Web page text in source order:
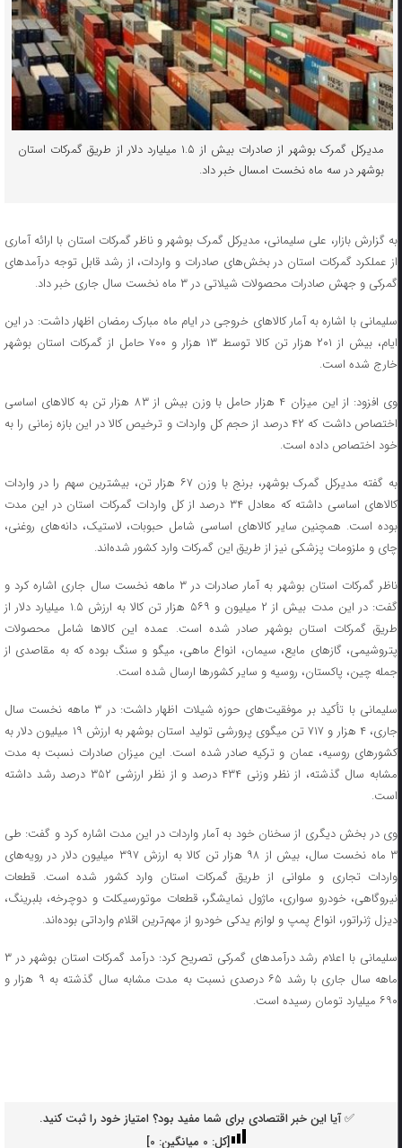
مدیرکل گمرک بوشهر از صادرات بیش از ۱.۵ میلیارد دلار از طریق گمرکات استان
بوشهر در سه ماه نخست امسال خبر داد.
به گزارش بازار، علی سلیمانی، مدیرکل گمرک بوشهر و ناظر گمرکات استان با ارائه آماری
از عملکرد گمرکات استان در بخش‌های صادرات و واردات، از رشد قابل توجه درآمدهای
گمرکی و جهش صادرات محصولات شیلاتی در ۳ ماه نخست سال جاری خبر داد.
سلیمانی با اشاره به آمار کالاهای خروجی در ایام ماه مبارک رمضان اظهار داشت: در این
ایام، بیش از ۲۰۱ هزار تن کالا توسط ۱۳ هزار و ۷۰۰ حامل از گمرکات استان بوشهر
خارج شده است.
وی افزود: از این میزان ۴ هزار حامل با وزن بیش از ۸۳ هزار تن به کالاهای اساسی
اختصاص داشت که ۴۲ درصد از حجم کل واردات و ترخیص کالا در این بازه زمانی را به
خود اختصاص داده است.
به گفته مدیرکل گمرک بوشهر، برنج با وزن ۶۷ هزار تن، بیشترین سهم را در واردات
کالاهای اساسی داشته که معادل ۳۴ درصد از کل واردات گمرکات استان در این مدت
بوده است. همچنین سایر کالاهای اساسی شامل حبوبات، لاستیک، دانه‌های روغنی،
چای و ملزومات پزشکی نیز از طریق این گمرکات وارد کشور شده‌اند.
ناظر گمرکات استان بوشهر به آمار صادرات در ۳ ماهه نخست سال جاری اشاره کرد و
گفت: در این مدت بیش از ۲ میلیون و ۵۶۹ هزار تن کالا به ارزش ۱.۵ میلیارد دلار از
طریق گمرکات استان بوشهر صادر شده است. عمده این کالاها شامل محصولات
پتروشیمی، گازهای مایع، سیمان، انواع ماهی، میگو و سنگ بوده که به مقاصدی از
جمله چین، پاکستان، روسیه و سایر کشورها ارسال شده است.
سلیمانی با تأکید بر موفقیت‌های حوزه شیلات اظهار داشت: در ۳ ماهه نخست سال
جاری، ۴ هزار و ۷۱۷ تن میگوی پرورشی تولید استان بوشهر به ارزش ۱۹ میلیون دلار به
کشورهای روسیه، عمان و ترکیه صادر شده است. این میزان صادرات نسبت به مدت
مشابه سال گذشته، از نظر وزنی ۴۳۴ درصد و از نظر ارزشی ۳۵۲ درصد رشد داشته
است.
وی در بخش دیگری از سخنان خود به آمار واردات در این مدت اشاره کرد و گفت: طی
۳ ماه نخست سال، بیش از ۹۸ هزار تن کالا به ارزش ۳۹۷ میلیون دلار در رویه‌های
واردات تجاری و ملوانی از طریق گمرکات استان وارد کشور شده است. قطعات
نیروگاهی، خودرو سواری، ماژول نمایشگر، قطعات موتورسیکلت و دوچرخه، بلبرینگ،
دیزل ژنراتور، انواع پمپ و لوازم یدکی خودرو از مهم‌ترین اقلام وارداتی بوده‌اند.
سلیمانی با اعلام رشد درآمدهای گمرکی تصریح کرد: درآمد گمرکات استان بوشهر در ۳
ماهه سال جاری با رشد ۶۵ درصدی نسبت به مدت مشابه سال گذشته به ۹ هزار و
۶۹۰ میلیارد تومان رسیده است.
✅ آیا این خبر اقتصادی برای شما مفید بود؟ امتیاز خود را ثبت کنید.
[کل: 0میانگین: 0
]